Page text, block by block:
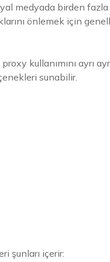
medyada birden fazla
önlemek için
kullanımını ayrı
sunabilir.
şunları içerir: